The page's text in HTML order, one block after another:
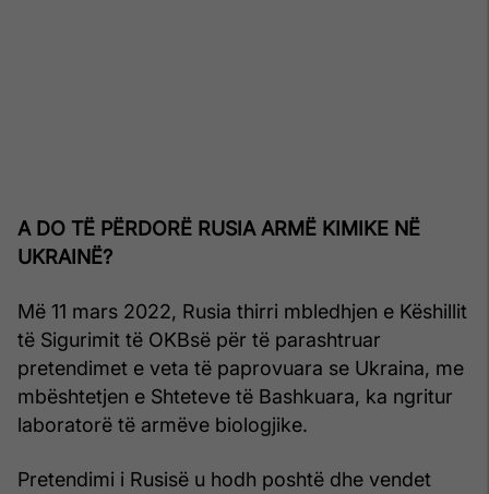
A DO TË PËRDORË RUSIA ARMË KIMIKE NË
UKRAINË?
Më 11 mars 2022, Rusia thirri mbledhjen e Këshillit
të Sigurimit të OKBsë për të parashtruar
pretendimet e veta të paprovuara se Ukraina, me
mbështetjen e Shteteve të Bashkuara, ka ngritur
laboratorë të armëve biologjike.
Pretendimi i Rusisë u hodh poshtë dhe vendet